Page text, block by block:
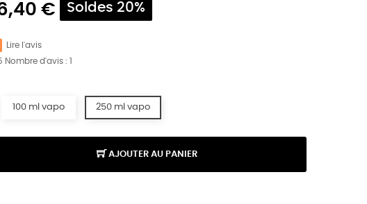
€ Soldes 20%
Lire l'avis
Nombre d'avis :
100 ml vapo 250 ml vapo
AJOUTER AU PANIER